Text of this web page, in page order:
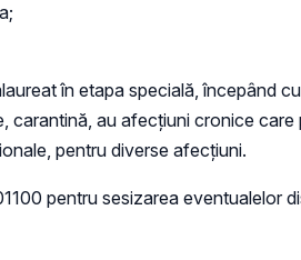
în etapa specială, începând
carantină, au afecțiuni cronice
pentru diverse afecțiuni.
pentru sesizarea eventualelor